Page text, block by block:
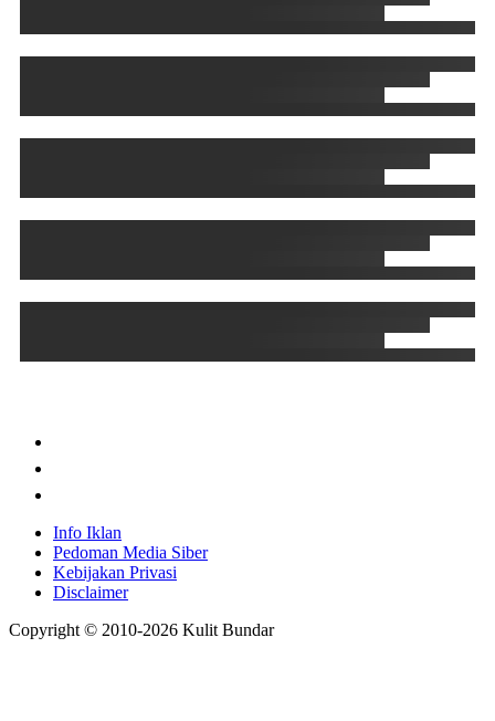
Info Iklan
Pedoman Media Siber
Kebijakan Privasi
Disclaimer
Copyright © 2010-2026 Kulit Bundar